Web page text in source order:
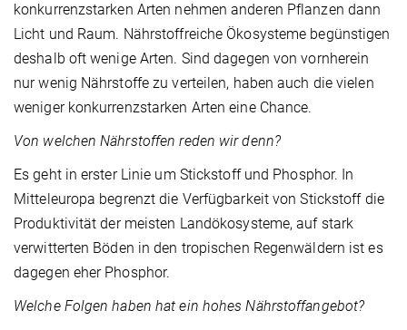
konkurrenzstarken Arten nehmen anderen Pflanzen dann
Licht und Raum. Nährstoffreiche Ökosysteme begünstigen
deshalb oft wenige Arten. Sind dagegen von vornherein
nur wenig Nährstoffe zu verteilen, haben auch die vielen
weniger konkurrenzstarken Arten eine Chance.
Von welchen Nährstoffen reden wir denn?
Es geht in erster Linie um Stickstoff und Phosphor. In
Mitteleuropa begrenzt die Verfügbarkeit von Stickstoff die
Produktivität der meisten Landökosysteme, auf stark
verwitterten Böden in den tropischen Regenwäldern ist es
dagegen eher Phosphor.
Welche Folgen haben hat ein hohes Nährstoffangebot?